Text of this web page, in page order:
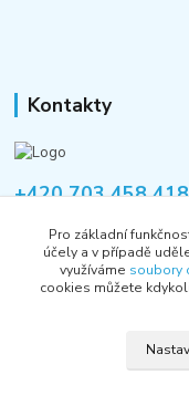
Kontakty
+420 703 458 418
informace@rgshop.cz
Pro základní
účely a v případě
využíváme soubory
cookies můžete